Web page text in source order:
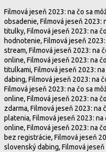
Filmová jeseň 2023: na čo sa
obsadenie, Filmová jeseň 2023:
titulky, Filmová jeseň 2023: na
hodnotenie, Filmová jeseň
stream, Filmová jeseň 2023: na
online, Filmová jeseň 2023: na
titulkami, Filmová jeseň 2023:
dabing, Filmová jeseň 2023: na
Filmová jeseň 2023: na čo sa
online, Filmová jeseň 2023: na
zdarma, Filmová jeseň 2023: na
platenia, Filmová jeseň 2023:
online, Filmová jeseň 2023: na
bez registrácie, Filmová jeseň
slovenský dabing, Filmová